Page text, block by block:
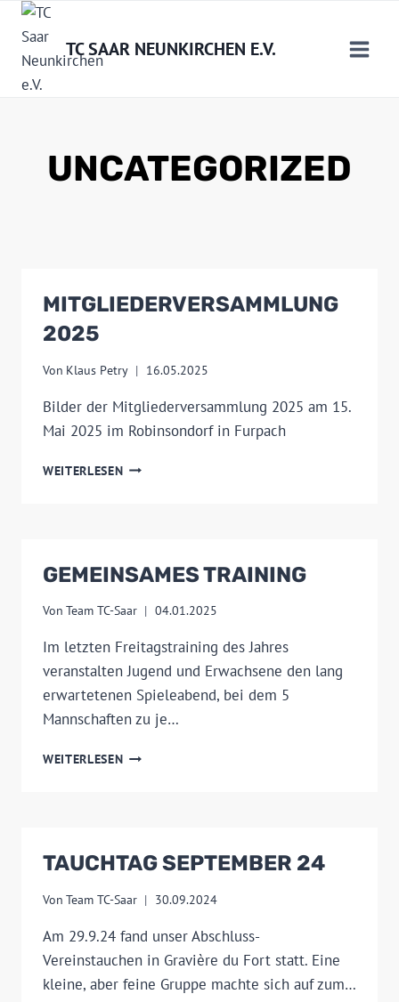
Zum
Inhalt
springen TC SAAR NEUNKIRCHEN E.V.
UNCATEGORIZED
MITGLIEDERVERSAMMLUNG
2025
Von Klaus Petry 16.05.2025
Bilder der Mitgliederversammlung 2025 am 15.
Mai 2025 im Robinsondorf in Furpach
WEITERLESENMITGLIEDERVERSAMMLUNG
GEMEINSAMES TRAINING
Von Team TC-Saar 04.01.2025
Im letzten Freitagstraining des Jahres
veranstalten Jugend und Erwachsene den lang
erwartetenen Spieleabend, bei dem 5
Mannschaften zu je…
WEITERLESENGEMEINSAMES
TAUCHTAG SEPTEMBER 24
Von Team TC-Saar 30.09.2024
Am 29.9.24 fand unser Abschluss-
Vereinstauchen in Gravière du Fort statt. Eine
kleine, aber feine Gruppe machte sich auf zum…